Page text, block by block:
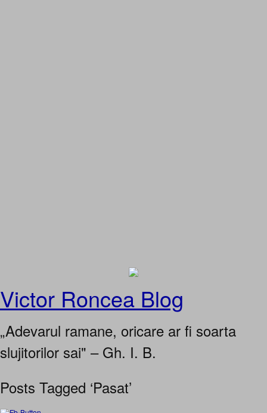
Victor Roncea Blog
„Adevarul ramane, oricare ar fi soarta
slujitorilor sai" – Gh. I. B.
Posts Tagged ‘Pasat’